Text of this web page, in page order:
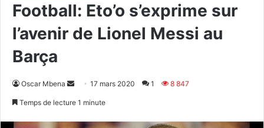
Football: Eto’o s’exprime sur
l’avenir de Lionel Messi au
Barça
Oscar Mbena
Envoyer17 mars 2020 1 8 847
Temps de lecture 1 minute